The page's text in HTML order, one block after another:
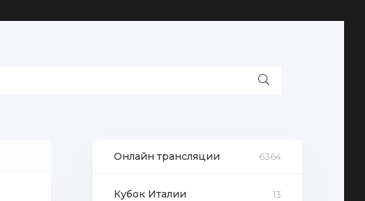
Онлайн трансляции 6364
Кубок Италии 13